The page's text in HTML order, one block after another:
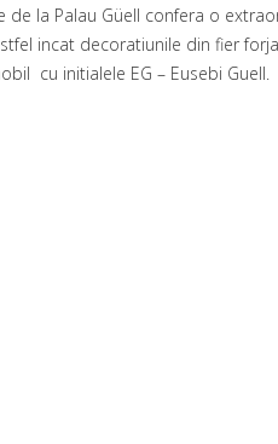
de la Palau Güell confera o
incat decoratiunile din fier
cu initialele EG – Eusebi Guell.